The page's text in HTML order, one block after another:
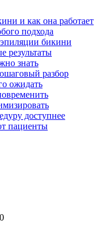
и как она работает
подхода
бикини
результаты
знать
разбор
ожидать
доступнее
пациенты